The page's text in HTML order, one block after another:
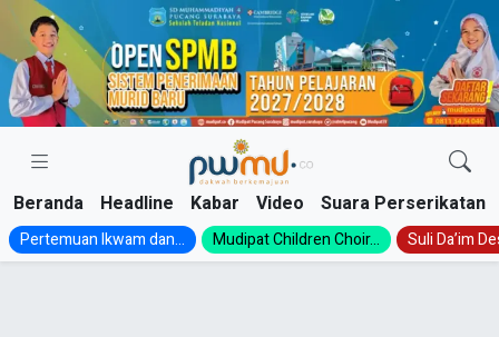
Skip
content
Beranda Headline Kabar Video Suara Perserikatan
Pertemuan Ikwam dan... Mudipat Children Choir... Suli Da’im